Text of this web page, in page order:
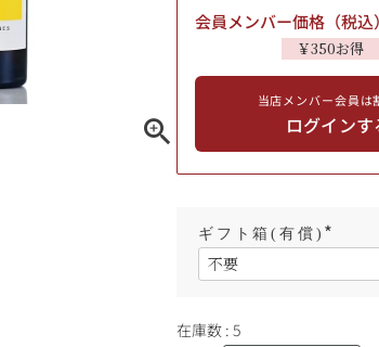
ブルゴーニュ
カリフォルニア
ロゼワイン
10,000円〜39,999円
80,000円〜99,999円
LINE
会員メンバー価格（税込）
￥350お得
当店メンバー会員は
ログイン
ギフト箱(有償)
(
須
在庫数 5